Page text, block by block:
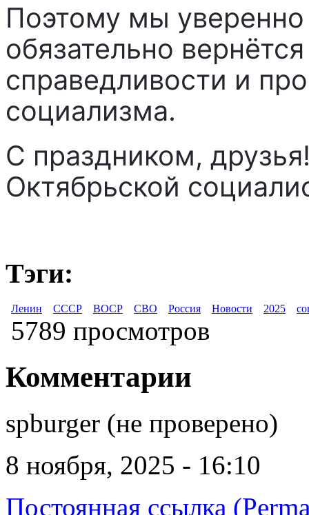
Поэтому мы
обязательно
справедливости и
социализма.
С праздником,
Октябрьской
Тэги:
Ленин СССР ВОСР СВО Россия Новости 2025
5789 просмотров
Комментарии
spburger (не проверено)
8 ноября, 2025 - 16:10
Постоянная ссылка